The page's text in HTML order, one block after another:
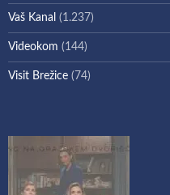
Vaš Kanal (1.237)
Videokom (144)
Visit Brežice (74)